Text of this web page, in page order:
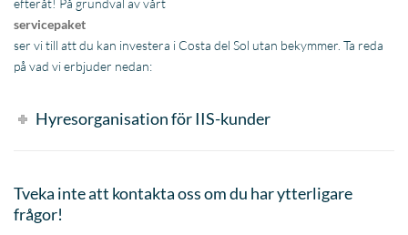
efteråt! På grundval av vårt
servicepaket
ser vi till att du kan investera i Costa del Sol utan bekymmer. Ta reda
på vad vi erbjuder nedan:
Hyresorganisation för IIS-kunder
Tveka inte att kontakta oss om du har ytterligare
frågor!